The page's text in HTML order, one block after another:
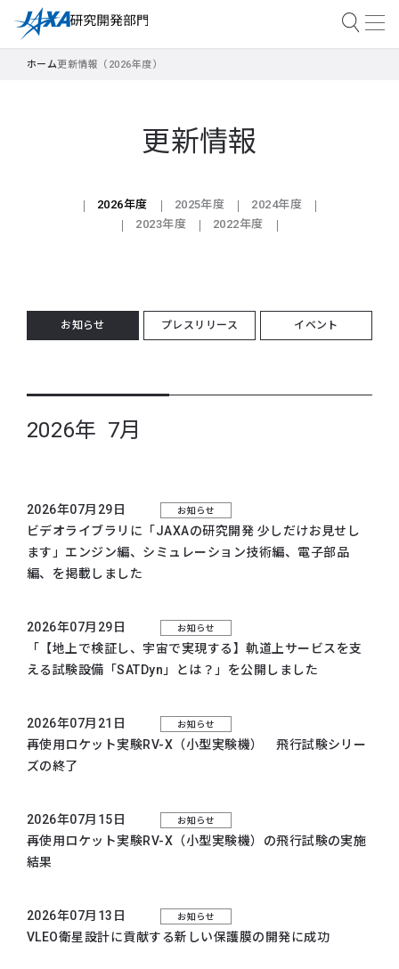
ホーム更新情報（2026年度）
更新情報
2026年度 2025年度
2024年度
2023年度
2022年度
お知らせ プレスリリース イベント
2026年 7月
2026年07月29日 お知らせ
ビデオライブラリに「JAXAの研究開発 少しだけお見せし
ます」エンジン編、シミュレーション技術編、電子部品
編、を掲載しました
2026年07月29日 お知らせ
「【地上で検証し、宇宙で実現する】軌道上サービスを支
える試験設備「SATDyn」とは？」を公開しました
2026年07月21日 お知らせ
再使用ロケット実験RV-X（小型実験機） 飛行試験シリー
ズの終了
2026年07月15日 お知らせ
再使用ロケット実験RV-X（小型実験機）の飛行試験の実施
結果
2026年07月13日 お知らせ
VLEO衛星設計に貢献する新しい保護膜の開発に成功